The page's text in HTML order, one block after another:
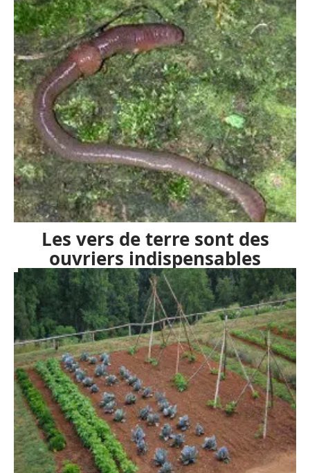
Les vers de terre sont des
ouvriers indispensables